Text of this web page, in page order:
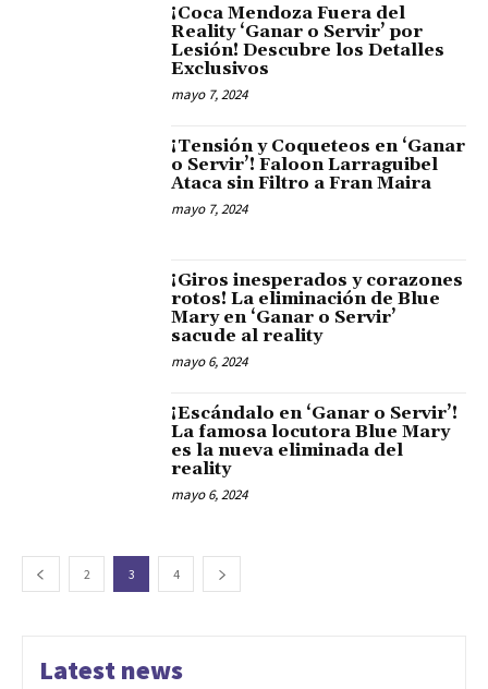
¡Coca Mendoza Fuera del
Reality ‘Ganar o Servir’ por
Lesión! Descubre los Detalles
Exclusivos
mayo 7, 2024
¡Tensión y Coqueteos en ‘Ganar
o Servir’! Faloon Larraguibel
Ataca sin Filtro a Fran Maira
mayo 7, 2024
¡Giros inesperados y corazones
rotos! La eliminación de Blue
Mary en ‘Ganar o Servir’
sacude al reality
mayo 6, 2024
¡Escándalo en ‘Ganar o Servir’!
La famosa locutora Blue Mary
es la nueva eliminada del
reality
mayo 6, 2024
2 3 4
Latest news